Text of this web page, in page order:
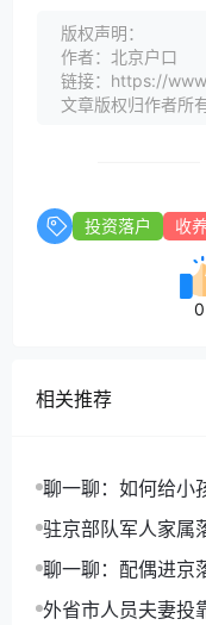
版权声明：
作者：北京户口
链接：https://
文章版权归作者所
投资落户 收
0
相关推荐
聊一聊：如何给小
速落户
驻京部队军人家属
详解
聊一聊：配偶进京
理北京户口
外省市人员夫妻投